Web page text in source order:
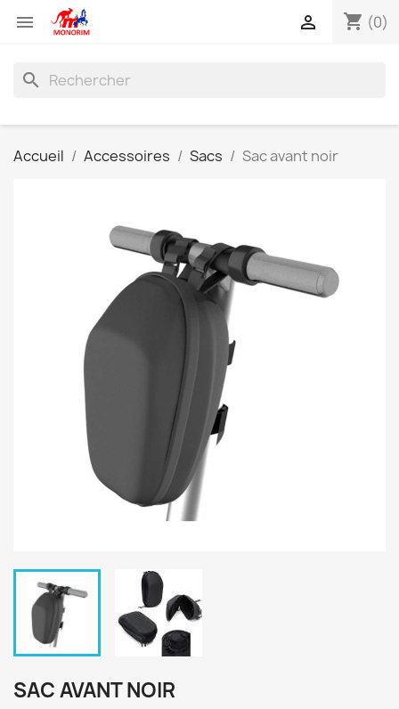
 shopping_cart (0)

search
Accueil Accessoires Sacs Sac avant noir
SAC AVANT NOIR